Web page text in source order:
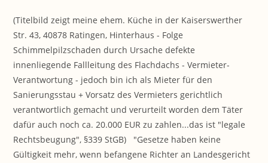
(Titelbild zeigt meine ehem. Küche in der Kaiserswerther
Str. 43, 40878 Ratingen, Hinterhaus - Folge
Schimmelpilzschaden durch Ursache defekte
innenliegende Fallleitung des Flachdachs - Vermieter-
Verantwortung - jedoch bin ich als Mieter für den
Sanierungsstau + Vorsatz des Vermieters gerichtlich
verantwortlich gemacht und verurteilt worden dem Täter
dafür auch noch ca. 20.000 EUR zu zahlen...das ist "legale
Rechtsbeugung", §339 StGB) "Gesetze haben keine
Gültigkeit mehr, wenn befangene Richter an Landesgericht